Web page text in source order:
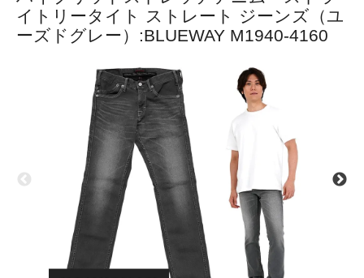
イトリータイト ストレート ジーンズ（ユ
ーズドグレー）:BLUEWAY M1940-4160